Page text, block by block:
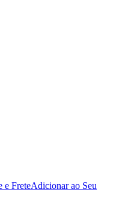
e FreteAdicionar ao Seu